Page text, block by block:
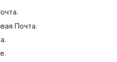
Почта.